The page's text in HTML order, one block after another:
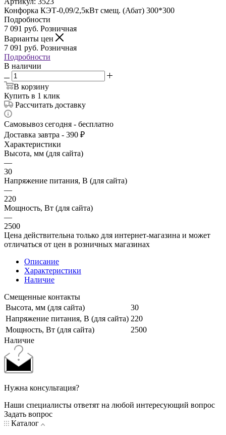
Конфорка КЭТ-0,09/2,5кВт смещ. (Абат) 300*300
Подробности
7 091 руб. Розничная
Варианты цен
7 091 руб. Розничная
Подробности
В наличии
В корзину
Купить в 1 клик
Рассчитать доставку
Самовывоз сегодня - бесплатно
Доставка завтра - 390 ₽
Характеристики
Высота, мм (для сайта)
—
30
Напряжение питания, В (для сайта)
—
220
Мощность, Вт (для сайта)
—
2500
Цена действительна только для интернет-магазина и может
отличаться от цен в розничных магазинах
Описание
Характеристики
Наличие
Смещенные контакты
Высота, мм (для сайта)
30
Напряжение питания, В (для сайта) 220
Мощность, Вт (для сайта)
2500
Наличие
Нужна консультация?
Наши специалисты ответят на любой интересующий вопрос
Задать вопрос
Каталог